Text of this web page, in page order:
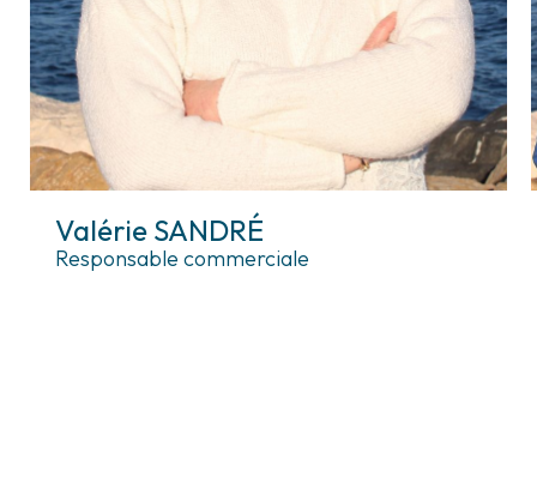
Valérie SANDRÉ
Responsable commerciale